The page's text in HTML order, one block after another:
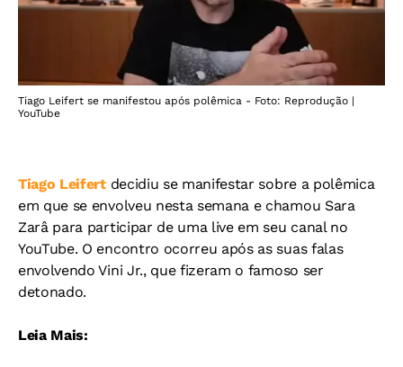
Tiago Leifert se manifestou após polêmica - Foto: Reprodução |
YouTube
Tiago Leifertdecidiu se manifestar sobre a polêmica
em que se envolveu nesta semana e chamou Sara
Zarâ para participar de uma live em seu canal no
YouTube. O encontro ocorreu após as suas falas
envolvendo Vini Jr., que fizeram o famoso ser
detonado.
Leia Mais: